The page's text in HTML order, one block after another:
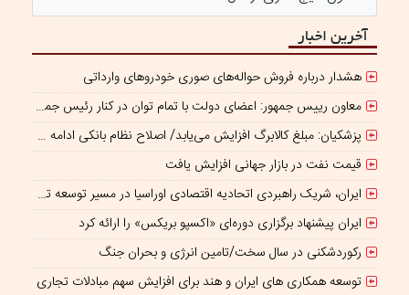
آخرین اخبار
هشدار درباره فروش حواله‌های صوری خودروهای وارداتی
معاون رییس جمهور: اعضای دولت با تمام توان در کنار رئیس جمهوری برای ایران ایستاده‌اند
پزشکیان: مبلغ کالابرگ افزایش می‌یابد/ اصلاح نظام بانکی ادامه دارد
قیمت نفت در بازار جهانی افزایش یافت
ایران، شریک راهبردی اتحادیه اقتصادی اوراسیا در مسیر توسعه تجارت و همگرایی منطقه‌ای
ایران پیشنهاد برگزاری دوره‌ای «اکسپو بریکس» را ارائه کرد
رکوردشکنی در سال سخت/تامین انرژی و بحران جنگ
توسعه همکاری های ایران و هند برای افزایش سهم مبادلات تجاری